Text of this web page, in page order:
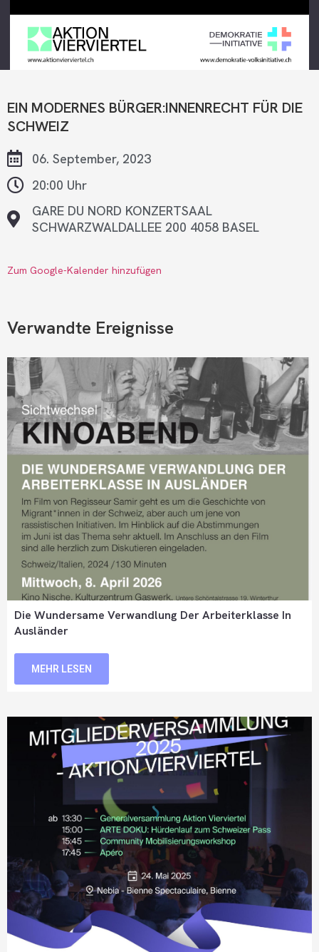
EIN MODERNES BÜRGER:INNENRECHT FÜR DIE
SCHWEIZ
06. September, 2023
20:00 Uhr
GARE DU NORD KONZERTSAAL
SCHWARZWALDALLEE 200 4058 BASEL
Zum Google-Kalender hinzufügen
Verwandte Ereignisse
Die Wundersame Verwandlung Der Arbeiterklasse In
Ausländer
MEHR LESEN